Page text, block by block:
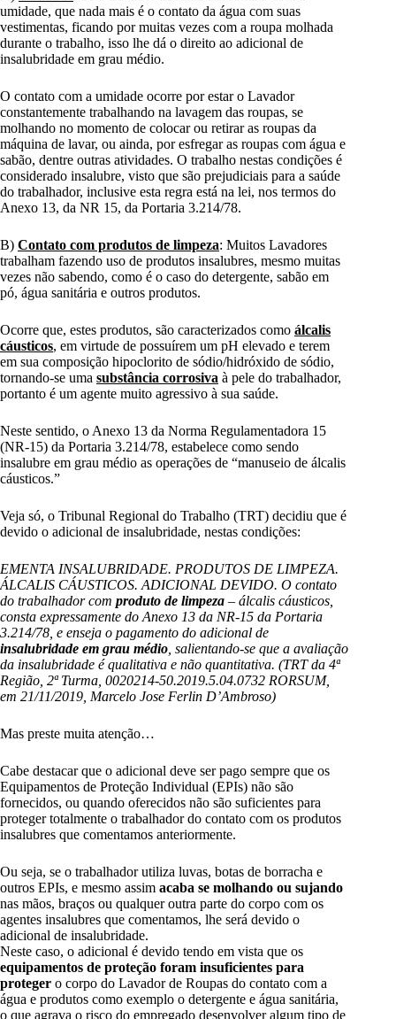
umidade, que nada mais é o contato da água com suas
vestimentas, ficando por muitas vezes com a roupa molhada
durante o trabalho, isso lhe dá o direito ao adicional de
insalubridade em grau médio.
O contato com a umidade ocorre por estar o Lavador
constantemente trabalhando na lavagem das roupas, se
molhando no momento de colocar ou retirar as roupas da
máquina de lavar, ou ainda, por esfregar as roupas com água e
sabão, dentre outras atividades. O trabalho nestas condições é
considerado insalubre, visto que são prejudiciais para a saúde
do trabalhador, inclusive esta regra está na lei, nos termos do
Anexo 13, da NR 15, da Portaria 3.214/78.
B) Contato com produtos de limpeza: Muitos Lavadores
trabalham fazendo uso de produtos insalubres, mesmo muitas
vezes não sabendo, como é o caso do detergente, sabão em
pó, água sanitária e outros produtos.
Ocorre que, estes produtos, são caracterizados como álcalis
cáusticos, em virtude de possuírem um pH elevado e terem
em sua composição hipoclorito de sódio/hidróxido de sódio,
tornando-se uma substância corrosiva à pele do trabalhador,
portanto é um agente muito agressivo à sua saúde.
Neste sentido, o Anexo 13 da Norma Regulamentadora 15
(NR-15) da Portaria 3.214/78, estabelece como sendo
insalubre em grau médio as operações de “manuseio de álcalis
cáusticos.”
Veja só, o Tribunal Regional do Trabalho (TRT) decidiu que é
devido o adicional de insalubridade, nestas condições:
EMENTA INSALUBRIDADE. PRODUTOS DE LIMPEZA.
ÁLCALIS CÁUSTICOS. ADICIONAL DEVIDO. O contato
do trabalhador com produto de limpeza – álcalis cáusticos,
consta expressamente do Anexo 13 da NR-15 da Portaria
3.214/78, e enseja o pagamento do adicional de
insalubridade em grau médio , salientando-se que a avaliação
da insalubridade é qualitativa e não quantitativa. (TRT da 4ª
Região, 2ª Turma, 0020214-50.2019.5.04.0732 RORSUM,
em 21/11/2019, Marcelo Jose Ferlin D’Ambroso)
Mas preste muita atenção…
Cabe destacar que o adicional deve ser pago sempre que os
Equipamentos de Proteção Individual (EPIs) não são
fornecidos, ou quando oferecidos não são suficientes para
proteger totalmente o trabalhador do contato com os produtos
insalubres que comentamos anteriormente.
Ou seja, se o trabalhador utiliza luvas, botas de borracha e
outros EPIs, e mesmo assim acaba se molhando ou sujando
nas mãos, braços ou qualquer outra parte do corpo com os
agentes insalubres que comentamos, lhe será devido o
adicional de insalubridade.
Neste caso, o adicional é devido tendo em vista que os
equipamentos de proteção foram insuficientes para
proteger o corpo do Lavador de Roupas do contato com a
água e produtos como exemplo o detergente e água sanitária,
o que agrava o risco do empregado desenvolver algum tipo de